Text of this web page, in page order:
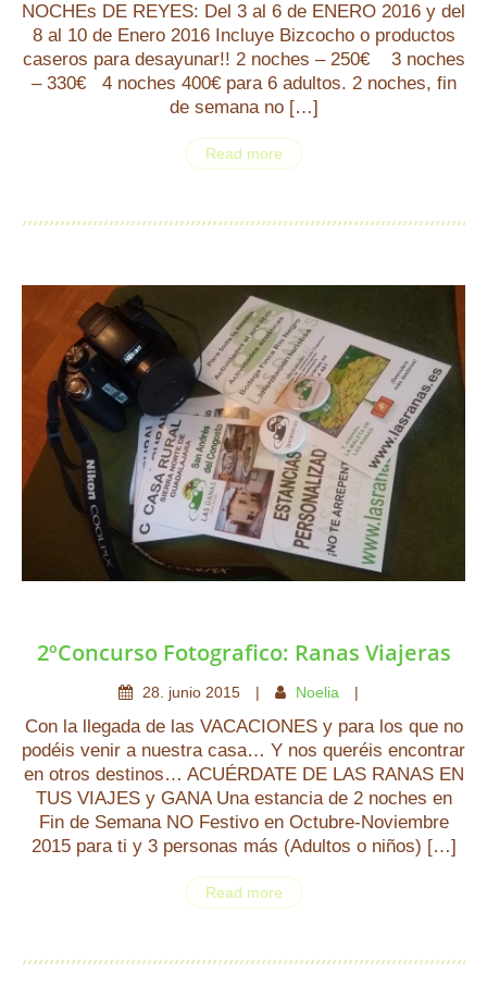
NOCHEs DE REYES: Del 3 al 6 de ENERO 2016 y del
8 al 10 de Enero 2016 Incluye Bizcocho o productos
caseros para desayunar!! 2 noches – 250€ 3 noches
– 330€ 4 noches 400€ para 6 adultos. 2 noches, fin
de semana no […]
Read more
2ºConcurso Fotografico: Ranas Viajeras
28 junio 2015 Noelia
Con la llegada de las VACACIONES y para los que no
podéis venir a nuestra casa… Y nos queréis encontrar
en otros destinos… ACUÉRDATE DE LAS RANAS EN
TUS VIAJES y GANA Una estancia de 2 noches en
Fin de Semana NO Festivo en Octubre-Noviembre
2015 para ti y 3 personas más (Adultos o niños) […]
Read more